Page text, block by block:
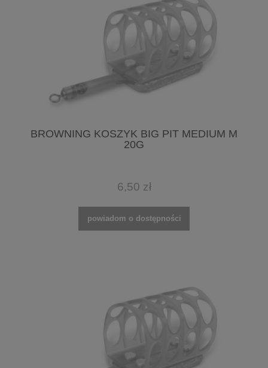
BROWNING KOSZYK BIG PIT MEDIUM M
20G
6,50 zł
powiadom o dostępności